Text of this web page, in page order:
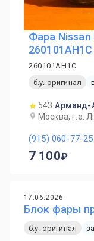
Фара Nissan
260101AH1C
б.у. оригинал
543 Арманд-
Москва, г.о.
(915) 060-77-25
7 100
17.06.2026
Блок фары
б.у. оригинал